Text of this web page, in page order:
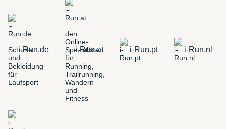
i-Run.de i-Run.at i-Run.pt i-Run.nl